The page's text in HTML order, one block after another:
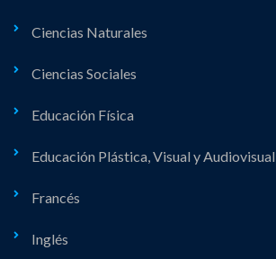
Ciencias Naturales
Ciencias Sociales
Educación Física
Educación Plástica, Visual y Audiovisual
Francés
Inglés